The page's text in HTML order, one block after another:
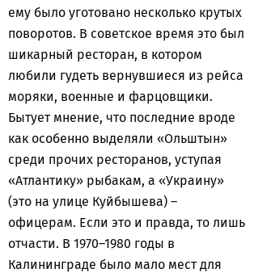
ему было уготовано несколько крутых
поворотов. В советское время это был
шикарный ресторан, в котором
любили гудеть вернувшиеся из рейса
моряки, военные и фарцовщики.
Бытует мнение, что последние вроде
как особенно выделяли «Ольштын»
среди прочих ресторанов, уступая
«Атлантику» рыбакам, а «Украину»
(это на улице Куйбышева) –
офицерам. Если это и правда, то лишь
отчасти. В 1970–1980 годы в
Калининграде было мало мест для